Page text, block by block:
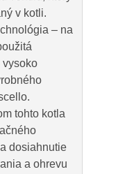
v kotli.
– na
vysoko
tohto kotla
dosiahnutie
a ohrevu